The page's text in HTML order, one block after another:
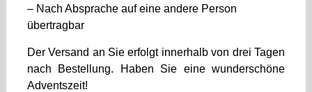
– Nach Absprache auf eine andere Person
übertragbar
Der Versand an Sie erfolgt innerhalb von drei Tagen
nach Bestellung. Haben Sie eine wunderschöne
Adventszeit!